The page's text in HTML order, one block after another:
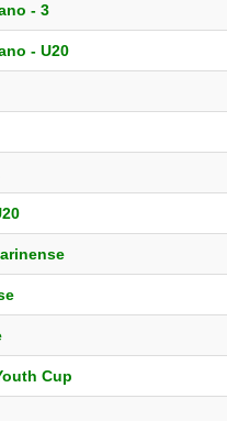
- 3
- U20
Cup